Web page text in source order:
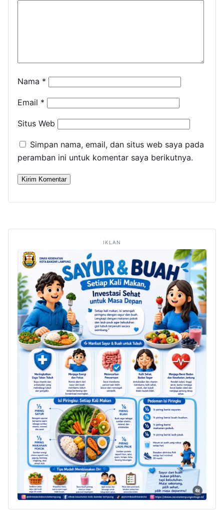
Nama *
Email *
Situs Web
Simpan nama, email, dan situs web saya pada
peramban ini untuk komentar saya berikutnya.
IKLAN